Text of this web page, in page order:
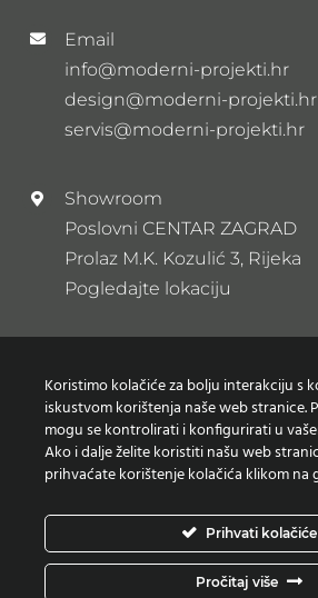
Email
info@moderni-projekti.hr
design@moderni-projekti.hr
servis@moderni-projekti.hr
Showroom
Poslovni CENTAR ZAGRAD
Prolaz M.K. Kozulić 3, Rijeka
Pogledajte lokaciju
Prijavi se na naš newsletter
Izjava o korištenju
Koristimo kolačiće za bolju interakciju s
iskustvom korištenja naše web stranice.
mogu se kontrolirati i konfigurirati u
Ako i dalje želite koristiti našu web
prihvaćate korištenje kolačića klikom na
Prihvati kolačiće
Pročitaj više